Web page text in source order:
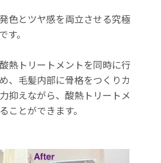
色とツヤ感を両立させる究極
す。
熱トリートメントを同時に行
、毛髪内部に骨格をつくりカ
抑えながら、酸熱トリートメ
ことができます。